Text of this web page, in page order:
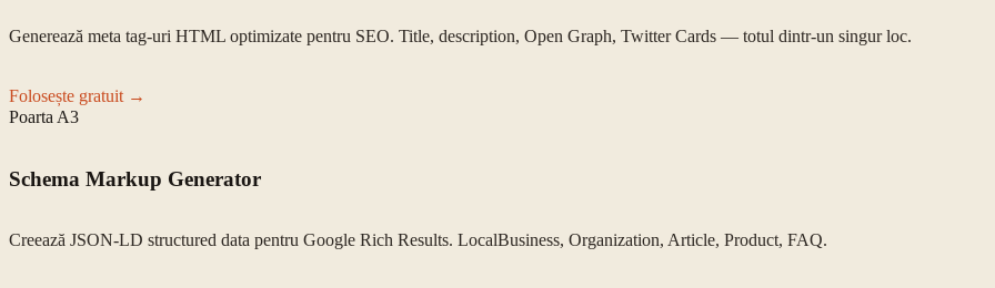
Generează meta tag-uri HTML optimizate pentru SEO. Title, description, Open Graph, Twitter Cards — totul dintr-un singur loc.
Folosește gratuit →
Poarta A3
Schema Markup Generator
Creează JSON-LD structured data pentru Google Rich Results. LocalBusiness, Organization, Article, Product, FAQ.